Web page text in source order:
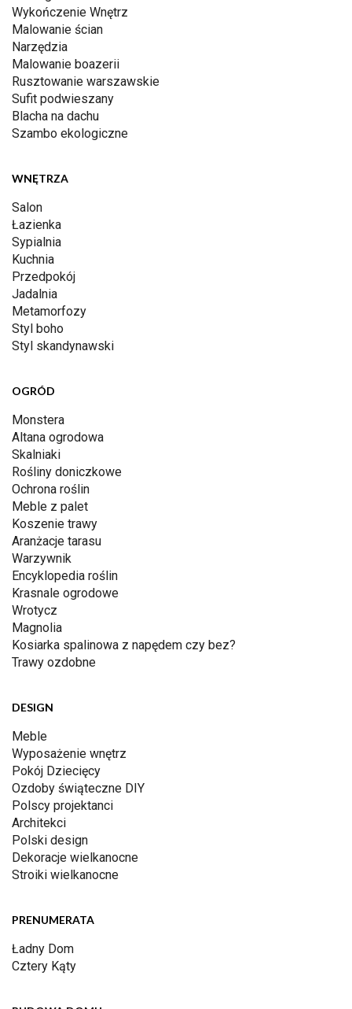
Wykończenie Wnętrz
Malowanie ścian
Narzędzia
Malowanie boazerii
Rusztowanie warszawskie
Sufit podwieszany
Blacha na dachu
Szambo ekologiczne
WNĘTRZA
Salon
Łazienka
Sypialnia
Kuchnia
Przedpokój
Jadalnia
Metamorfozy
Styl boho
Styl skandynawski
OGRÓD
Monstera
Altana ogrodowa
Skalniaki
Rośliny doniczkowe
Ochrona roślin
Meble z palet
Koszenie trawy
Aranżacje tarasu
Warzywnik
Encyklopedia roślin
Krasnale ogrodowe
Wrotycz
Magnolia
Kosiarka spalinowa z napędem czy bez?
Trawy ozdobne
DESIGN
Meble
Wyposażenie wnętrz
Pokój Dziecięcy
Ozdoby świąteczne DIY
Polscy projektanci
Architekci
Polski design
Dekoracje wielkanocne
Stroiki wielkanocne
PRENUMERATA
Ładny Dom
Cztery Kąty